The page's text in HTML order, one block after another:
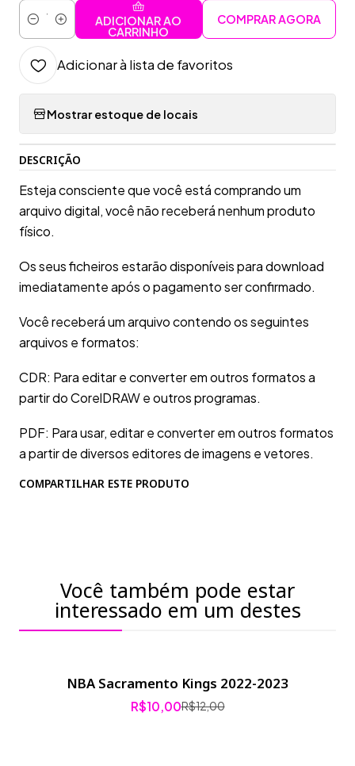
Quantidade
ADICIONAR AO
CARRINHO
COMPRAR AGORA
Adicionar à lista de favoritos
Mostrar estoque de locais
DESCRIÇÃO
Esteja consciente que você está comprando um
arquivo digital, você não receberá nenhum produto
físico.
Os seus ficheiros estarão disponíveis para download
imediatamente após o pagamento ser confirmado.
Você receberá um arquivo contendo os seguintes
arquivos e formatos:
CDR: Para editar e converter em outros formatos a
partir do CorelDRAW e outros programas.
PDF: Para usar, editar e converter em outros formatos
a partir de diversos editores de imagens e vetores.
COMPARTILHAR ESTE PRODUTO
Você também pode estar
interessado em um destes
-17% de desconto
NBA Sacramento Kings 2022-2023
R$10,00R$12,00